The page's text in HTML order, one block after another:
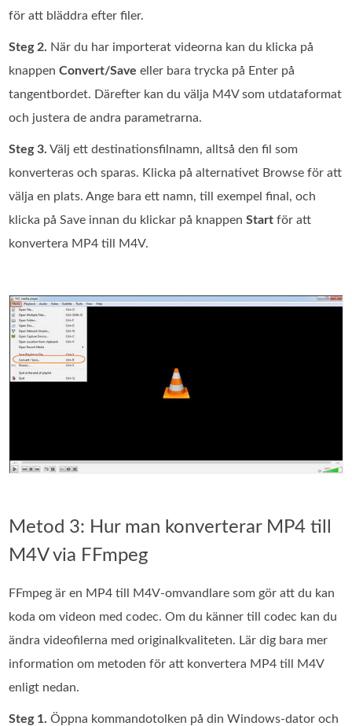
för att bläddra efter filer.
Steg 2. När du har importerat videorna kan du klicka på
knappenConvert/Save eller bara trycka på Enter på
tangentbordet. Därefter kan du välja M4V som utdataformat
och justera de andra parametrarna.
Steg 3. Välj ett destinationsfilnamn, alltså den fil som
konverteras och sparas. Klicka på alternativet Browse för att
välja en plats. Ange bara ett namn, till exempel final, och
klicka på Save innan du klickar på knappenStart för att
konvertera MP4 till M4V.
Metod 3: Hur man konverterar MP4 till
M4V via FFmpeg
FFmpeg är en MP4 till M4V-omvandlare som gör att du kan
koda om videon med codec. Om du känner till codec kan du
ändra videofilerna med originalkvaliteten. Lär dig bara mer
information om metoden för att konvertera MP4 till M4V
enligt nedan.
Steg 1. Öppna kommandotolken på din Windows‑dator och